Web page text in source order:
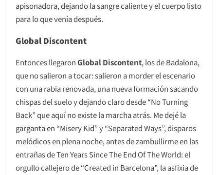
apisonadora, dejando la sangre caliente y el cuerpo listo
para lo que venía después.
Global Discontent
Entonces llegaronGlobal Discontent, los de Badalona,
que no salieron a tocar: salieron a morder el escenario
con una rabia renovada, una nueva formación sacando
chispas del suelo y dejando claro desde “No Turning
Back” que aquí no existe la marcha atrás. Me dejé la
garganta en “Misery Kid” y “Separated Ways”, disparos
melódicos en plena noche, antes de zambullirme en las
entrañas de Ten Years Since The End Of The World: el
orgullo callejero de “Created in Barcelona”, la asfixia de